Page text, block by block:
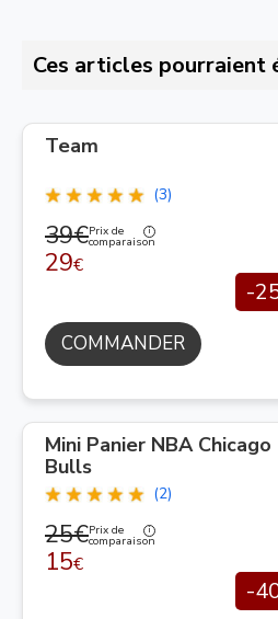
Ces articles pourraient
Team
(3)
39€Prix de
comparaison
29€
-
COMMANDER
Mini Panier NBA Chicago
Bulls
(2)
25€Prix de
comparaison
15€
-